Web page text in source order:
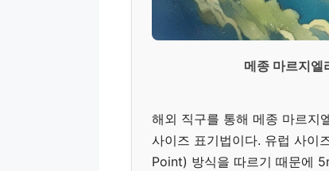
메종 마르지엘
해외 직구를 통해 메종 마르지
사이즈 표기법이다. 유럽 사이
Point) 방식을 따르기 때문에